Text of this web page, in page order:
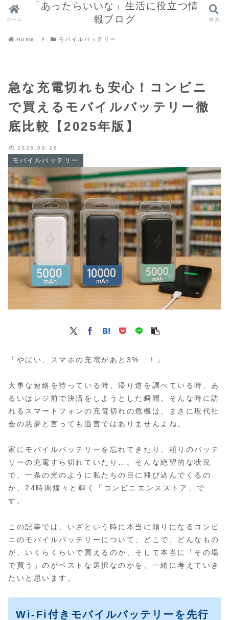
Home モバイルバッテリー
急な充電切れも安心！コンビニ
で買えるモバイルバッテリー徹
底比較【2025年版】
モバイルバッテリー
2025.09.28
「やばい、スマホの充電があと3%…！」
大事な連絡を待っている時、帰り道を調べている時、あ
るいはレジ前で決済をしようとした瞬間。そんな時に訪
れるスマートフォンの充電切れの危機は、まさに現代社
会の悪夢と言っても過言ではありませんよね。
家にモバイルバッテリーを忘れてきたり、頼りのバッテ
リーの充電すら切れていたり…。そんな絶望的な状況
で、一条の光のように私たちの目に飛び込んでくるの
が、24時間煌々と輝く「コンビニエンスストア」で
す。
この記事では、いざという時に本当に頼りになるコンビ
ニのモバイルバッテリーについて、どこで、どんなもの
が、いくらくらいで買えるのか、そして本当に「その場
で買う」のがベストな選択なのかを、一緒に考えていき
たいと思います。
Wi-Fi付きモバイルバッテリーを先行
ホーム
「あったらいいな」生活に役立つ情
報ブログ
検索